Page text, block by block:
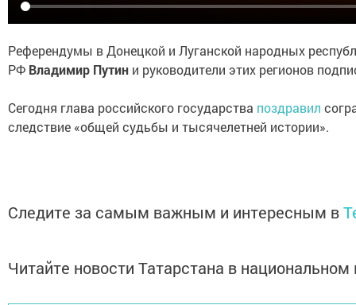
Референдумы в Донецкой и Луганской народных
РФ Владимир Путин и руководители этих регионов
Сегодня глава российского государства поздравил
следствие «общей судьбы и тысячелетней истории».
Следите за самым важным и интересным в
Читайте новости Татарстана в